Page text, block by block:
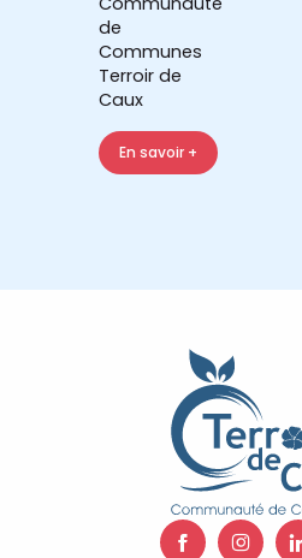
de
Communes
Terroir de
Caux
En savoir +